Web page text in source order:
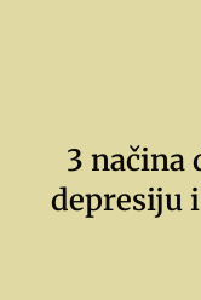
3 načina
depresiju